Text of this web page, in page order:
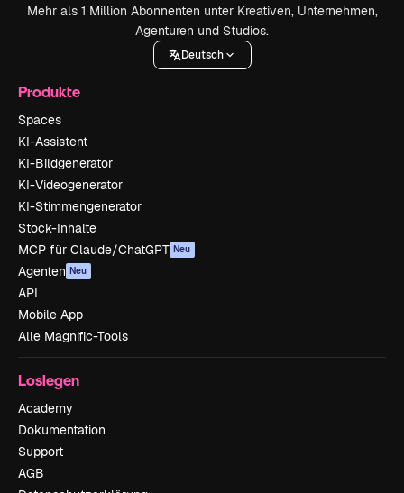
Mehr als 1 Million Abonnenten unter Kreativen, Unternehmen,
Agenturen und Studios.
Deutsch
Produkte
Spaces
KI-Assistent
KI-Bildgenerator
KI-Videogenerator
KI-Stimmengenerator
Stock-Inhalte
MCP für Claude/ChatGPT Neu
Agenten Neu
API
Mobile App
Alle Magnific-Tools
Loslegen
Academy
Dokumentation
Support
AGB